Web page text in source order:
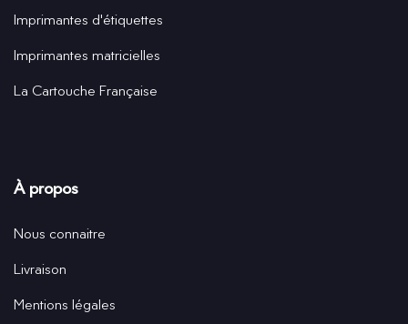
Imprimantes d'étiquettes
Imprimantes matricielles
La Cartouche Française
À propos
Nous connaitre
Livraison
Mentions légales